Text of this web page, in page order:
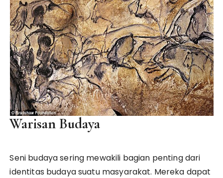
Warisan Budaya
Seni budaya sering mewakili bagian penting dari
identitas budaya suatu masyarakat. Mereka dapat